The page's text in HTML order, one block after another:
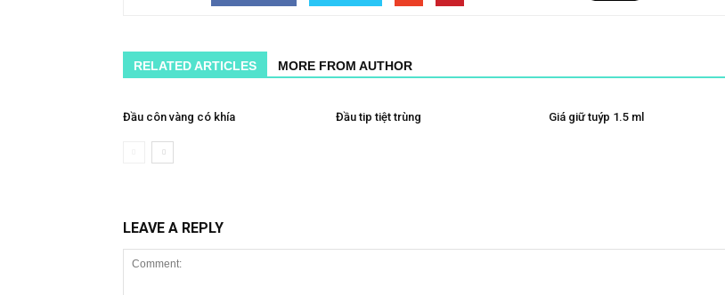
RELATED ARTICLES MORE FROM AUTHOR
Đầu côn vàng có khía Đầu tip tiệt trùng Giá giữ tuýp 1.5 ml
LEAVE A REPLY